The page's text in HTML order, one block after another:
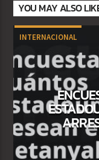
YOU MAY ALSO
INTERNACIONAL